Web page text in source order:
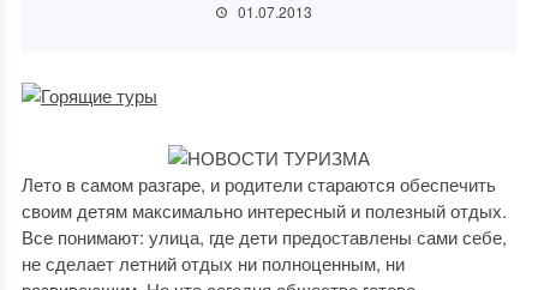
01.07.2013
Лето в самом разгаре, и родители стараются обеспечить
своим детям максимально интересный и полезный отдых.
Все понимают: улица, где дети предоставлены сами себе,
не сделает летний отдых ни полноценным, ни